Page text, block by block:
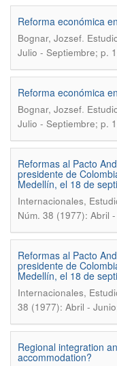
Reforma económica
Bognar, Jozsef.
Julio - Septiembre; p.
Reforma económica
Bognar, Jozsef.
Julio - Septiembre; p.
Reformas al Pacto
presidente de
Medellín, el 18 de
Internacionales,
Núm. 38 (1977): Abril
Reformas al Pacto
presidente de
Medellín, el 18 de
Internacionales,
38 (1977): Abril -
Regional integration
accommodation?